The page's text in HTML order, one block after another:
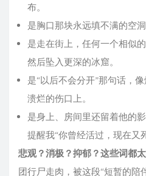
布。
是胸口那块永远填不满的空
是走在街上，任何一个相似
然后坠入更深的冰窟。
是“以后不会分开”那句话，
溃烂的伤口上。
是身上、房间里还留着他的
提醒我“你曾经活过，现在又
悲观？消极？抑郁？这些词都太
团行尸走肉，被这段“短暂的陪